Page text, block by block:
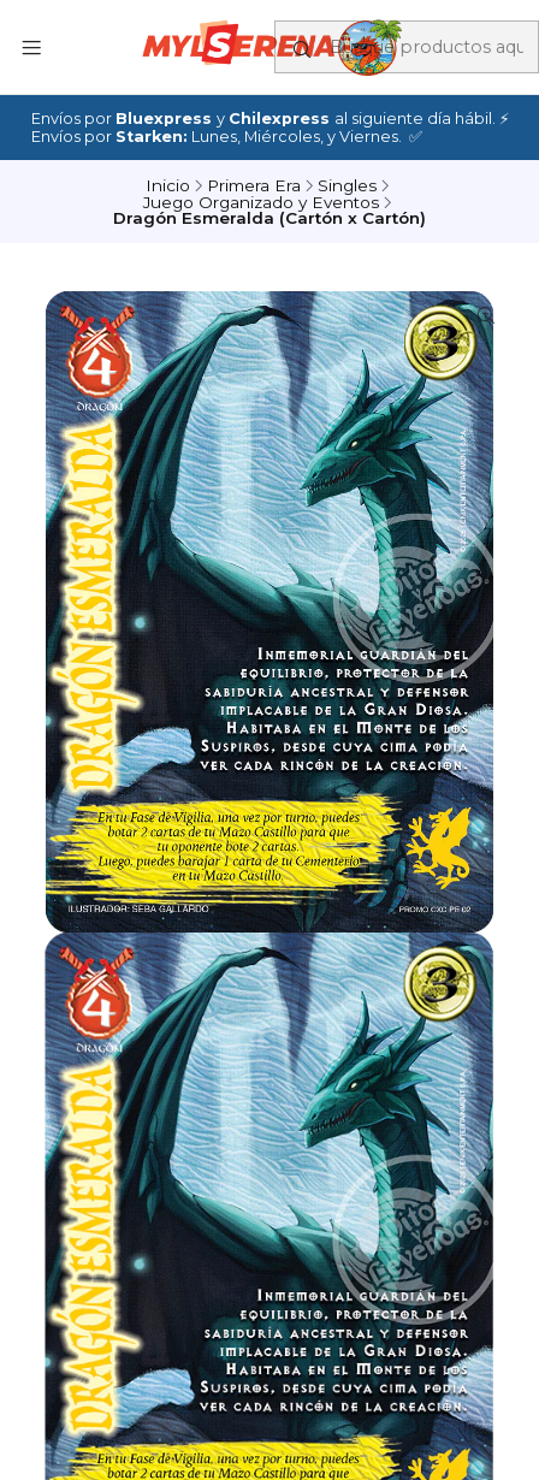
Envíos por Bluexpress y Chilexpress al siguiente día hábil. ⚡
Envíos por Starken: Lunes, Miércoles, y Viernes. ✅
Inicio Primera Era
Singles
Juego Organizado y Eventos
Dragón Esmeralda (Cartón x Cartón)